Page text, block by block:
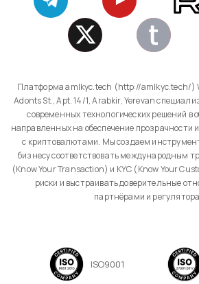
Платформа amlkyc.tech (http://amlkyc.tech/) WEB SOLUTIONS LLC 11/1
Adonts St., Apt. 14/1, Arabkir, Yerevan
современных технологических решений в
направленных на обеспечение прозрачности
с криптовалютами. Мы создаем
бизнесу соответствовать международным
(Know Your Transaction) и KYC (Know Your
риски и выстраивать доверительные
партнёрами и
ISO9001